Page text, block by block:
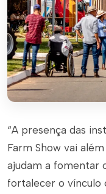
“A presença das
Farm Show vai
ajudam a fomentar
fortalecer o vínculo